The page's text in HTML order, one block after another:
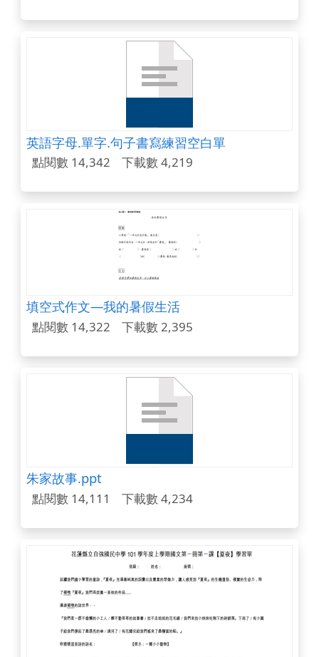
英語字母.單字.句子書寫練習空白單
點閱數 14,342 下載數 4,219
填空式作文—我的暑假生活
點閱數 14,322 下載數 2,395
朱家故事.ppt
點閱數 14,111 下載數 4,234